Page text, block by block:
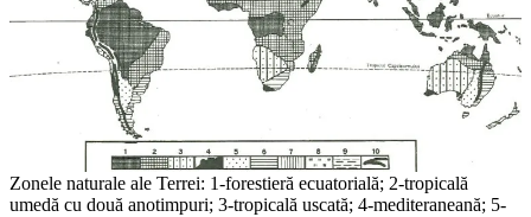
Zonele naturale ale Terrei: 1-forestieră ecuatorială; 2-tropicală
umedă cu două anotimpuri; 3-tropicală uscată; 4-mediteraneană; 5-